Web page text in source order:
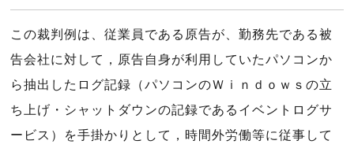
この裁判例は、従業員である原告が、勤務先である被
告会社に対して，原告自身が利用していたパソコンか
ら抽出したログ記録（パソコンのＷｉｎｄｏｗｓの立
ち上げ・シャットダウンの記録であるイベントログサ
ービス）を手掛かりとして，時間外労働等に従事して